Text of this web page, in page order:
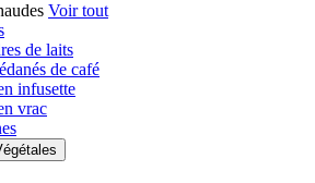
Voir tout
de laits
de café
infusette
vrac